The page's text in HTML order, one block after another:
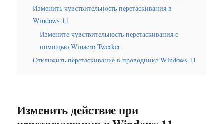
Изменить чувствительность перетаскивания в
Windows 11
Измените чувствительность перетаскивания с
помощью Winaero Tweaker
Отключить перетаскивание в проводнике Windows 11
Изменить действие при